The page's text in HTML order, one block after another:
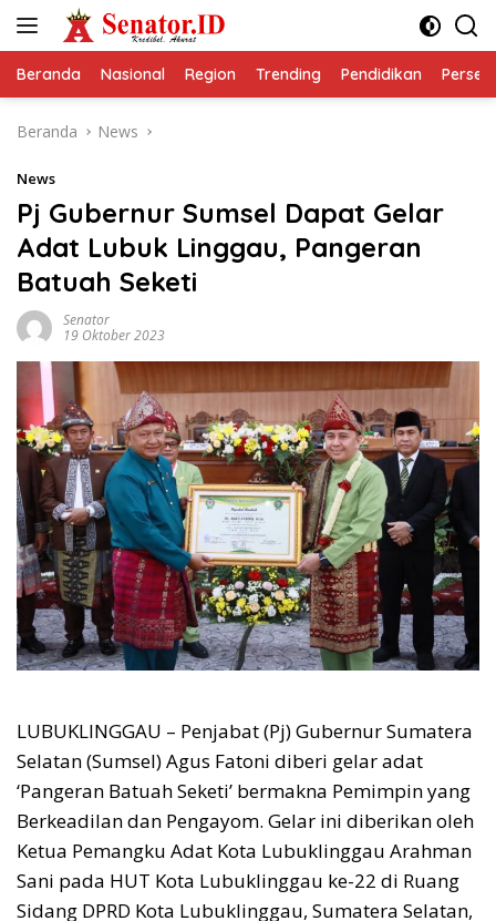
Beranda Nasional Region Trending Pendidikan
Beranda News
News
Pj Gubernur Sumsel Dapat Gelar
Adat Lubuk Linggau, Pangeran
Batuah Seketi
Senator
19 Oktober 2023
LUBUKLINGGAU – Penjabat (Pj) Gubernur Sumatera
Selatan (Sumsel) Agus Fatoni diberi gelar adat
‘Pangeran Batuah Seketi’ bermakna Pemimpin yang
Berkeadilan dan Pengayom. Gelar ini diberikan oleh
Ketua Pemangku Adat Kota Lubuklinggau Arahman
Sani pada HUT Kota Lubuklinggau ke-22 di Ruang
Sidang DPRD Kota Lubuklinggau, Sumatera Selatan,